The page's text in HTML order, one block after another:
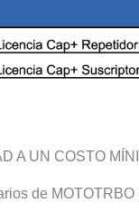
A UN COSTO
de